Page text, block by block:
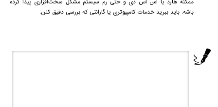
باشه. باید ببرید خدمات کامپیوتری یا گارانتی که بررسی دقیق کنن.